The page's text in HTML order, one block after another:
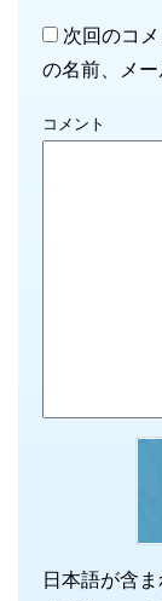
次回のコ
の名前、メー
コメント
日本語が含